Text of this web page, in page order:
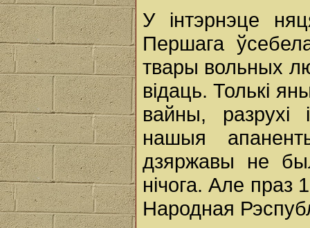
У інтэрнэце
Першага
твары вольных
відаць. Толькі
вайны, разрухі
нашыя
дзяржавы не
нічога. Але
Народная